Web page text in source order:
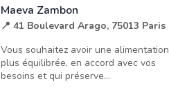
Maeva Zambon
📍 41 Boulevard Arago, 75013 Paris
Vous souhaitez avoir une alimentation
plus équilibrée, en accord avec vos
besoins et qui préserve...